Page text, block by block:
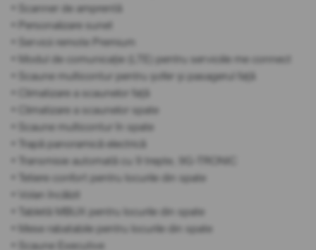
• Scanner de amprentă
• Personalizare sunet
• Servicii remote Premium
• Modul de comunicație (LTE) pentru serviciile me connect
• Scaune multicontur pentru șofer și pasagerul față
• Climatizare a scaunelor față
• Climatizare a scaunelor spate
• Scaune multicontur în spate
• Trapă panoramică electrică
• Transmisie automată cu 9 trepte, 9G-TRONIC
• Tetiere confort pentru locurile din spate
• Volan încălzit
• Tabletă MBUX pentru locurile din spate
• Mese rabatabile pentru locurile din spate
• Scaune Executive